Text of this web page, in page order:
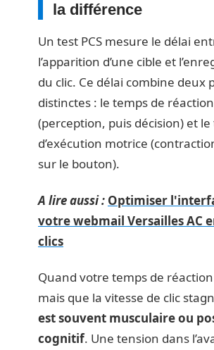
la différence
Un test PCS mesure le délai
l’apparition d’une cible et
du clic. Ce délai combine deux
distinctes : le temps de
(perception, puis décision) et
d’exécution motrice
sur le bouton).
A lire aussi : Optimiser
votre webmail Versailles AC
clics
Quand votre temps de
mais que la vitesse de clic
est souvent musculaire ou
cognitif. Une tension dans